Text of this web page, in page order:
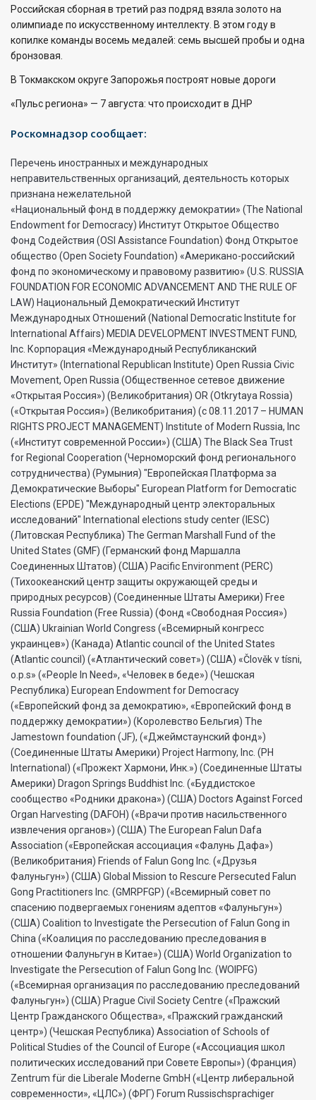
Российская сборная в третий раз подряд взяла золото на
олимпиаде по искусственному интеллекту. В этом году в
копилке команды восемь медалей: семь высшей пробы и одна
бронзовая.
В Токмакском округе Запорожья построят новые дороги
«Пульс региона» — 7 августа: что происходит в ДНР
Роскомнадзор сообщает:
Перечень иностранных и международных
неправительственных организаций, деятельность которых
признана нежелательной
«Национальный фонд в поддержку демократии» (The National
Endowment for Democracy) Институт Открытое Общество
Фонд Содействия (OSI Assistance Foundation) Фонд Открытое
общество (Open Society Foundation) «Американо-российский
фонд по экономическому и правовому развитию» (U.S. RUSSIA
FOUNDATION FOR ECONOMIC ADVANCEMENT AND THE RULE OF
LAW) Национальный Демократический Институт
Международных Отношений (National Democratic Institute for
International Affairs) MEDIA DEVELOPMENT INVESTMENT FUND,
Inc. Корпорация «Международный Республиканский
Институт» (International Republican Institute) Open Russia Civic
Movement, Open Russia (Общественное сетевое движение
«Открытая Россия») (Великобритания) OR (Otkrytaya Rossia)
(«Открытая Россия») (Великобритания) (с 08.11.2017 – HUMAN
RIGHTS PROJECT MANAGEMENT) Institute of Modern Russia, Inc
(«Институт современной России») (США) The Black Sea Trust
for Regional Cooperation (Черноморский фонд регионального
сотрудничества) (Румыния) "Европейская Платформа за
Демократические Выборы" European Platform for Democratic
Elections (EPDE) "Международный центр электоральных
исследований" International elections study center (IESC)
(Литовская Республика) The German Marshall Fund of the
United States (GMF) (Германский фонд Маршалла
Соединенных Штатов) (США) Pacific Environment (PERC)
(Тихоокеанский центр защиты окружающей среды и
природных ресурсов) (Соединенные Штаты Америки) Free
Russia Foundation (Free Russia) (Фонд «Свободная Россия»)
(США) Ukrainian World Congress («Всемирный конгресс
украинцев») (Канада) Atlantic council of the United States
(Atlantic council) («Атлантический совет») (США) «Člověk v tísni,
o.p.s» («People In Need», «Человек в беде») (Чешская
Республика) European Endowment for Democracy
(«Европейский фонд за демократию», «Европейский фонд в
поддержку демократии») (Королевство Бельгия) The
Jamestown foundation (JF), («Джеймстаунский фонд»)
(Соединенные Штаты Америки) Project Harmony, Inc. (PH
International) («Прожект Хармони, Инк.») (Соединенные Штаты
Америки) Dragon Springs Buddhist Inc. («Буддистское
сообщество «Родники дракона») (США) Doctors Against Forced
Organ Harvesting (DAFOH) («Врачи против насильственного
извлечения органов») (США) The European Falun Dafa
Association («Европейская ассоциация «Фалунь Дафа»)
(Великобритания) Friends of Falun Gong Inc. («Друзья
Фалуньгун») (США) Global Mission to Rescure Persecuted Falun
Gong Practitioners Inc. (GMRPFGP) («Всемирный совет по
спасению подвергаемых гонениям адептов «Фалуньгун»)
(США) Coalition to Investigate the Persecution of Falun Gong in
China («Коалиция по расследованию преследования в
отношении Фалуньгун в Китае») (США) World Organization to
Investigate the Persecution of Falun Gong Inc. (WOIPFG)
(«Всемирная организация по расследованию преследований
Фалуньгун») (США) Prague Civil Society Centre («Пражский
Центр Гражданского Общества», «Пражский гражданский
центр») (Чешская Республика) Association of Schools of
Political Studies of the Council of Europe («Ассоциация школ
политических исследований при Совете Европы») (Франция)
Zentrum für die Liberale Moderne GmbH («Центр либеральной
современности», «ЦЛС») (ФРГ) Forum Russischsprachiger